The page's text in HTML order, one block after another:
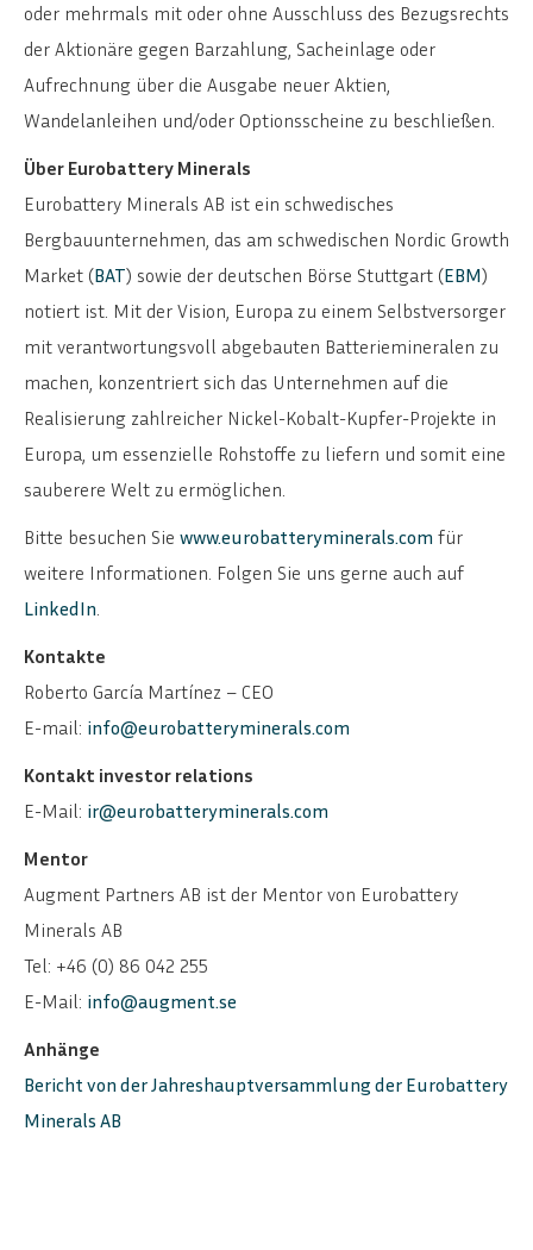
oder mehrmals mit oder ohne Ausschluss des Bezugsrechts
der Aktionäre gegen Barzahlung, Sacheinlage oder
Aufrechnung über die Ausgabe neuer Aktien,
Wandelanleihen und/oder Optionsscheine zu beschließen.
Über Eurobattery Minerals
Eurobattery Minerals AB ist ein schwedisches
Bergbauunternehmen, das am schwedischen Nordic Growth
Market (BAT) sowie der deutschen Börse Stuttgart (EBM)
notiert ist. Mit der Vision, Europa zu einem Selbstversorger
mit verantwortungsvoll abgebauten Batteriemineralen zu
machen, konzentriert sich das Unternehmen auf die
Realisierung zahlreicher Nickel-Kobalt-Kupfer-Projekte in
Europa, um essenzielle Rohstoffe zu liefern und somit eine
sauberere Welt zu ermöglichen.
Bitte besuchen Sie www.eurobatteryminerals.com für
weitere Informationen. Folgen Sie uns gerne auch auf
LinkedIn.
Kontakte
Roberto García Martínez – CEO
E-mail: info@eurobatteryminerals.com
Kontakt investor relations
E-Mail: ir@eurobatteryminerals.com
Mentor
Augment Partners AB ist der Mentor von Eurobattery
Minerals AB
Tel: +46 (0) 86 042 255
E-Mail: info@augment.se
Anhänge
Bericht von der Jahreshauptversammlung der Eurobattery
Minerals AB